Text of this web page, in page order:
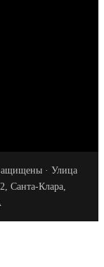
· Улица
Санта-Клара,